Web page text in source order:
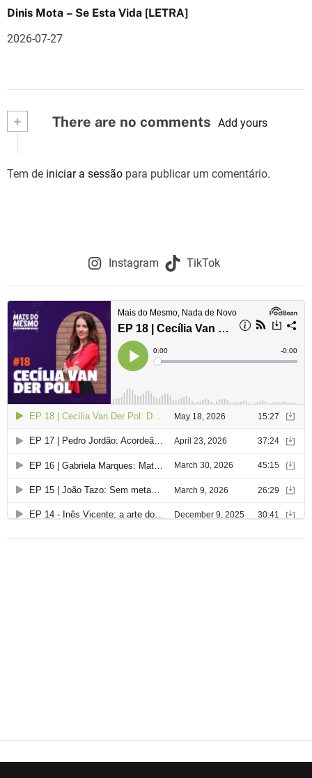
Dinis Mota – Se Esta Vida [LETRA]
2026-07-27
+ There are no comments Add yours
Tem de iniciar a sessão para publicar um comentário.
Instagram TikTok